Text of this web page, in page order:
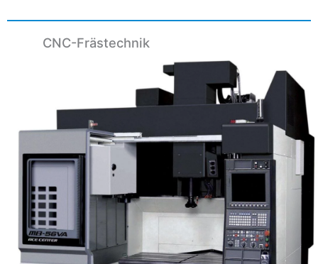
CNC-Frästechnik